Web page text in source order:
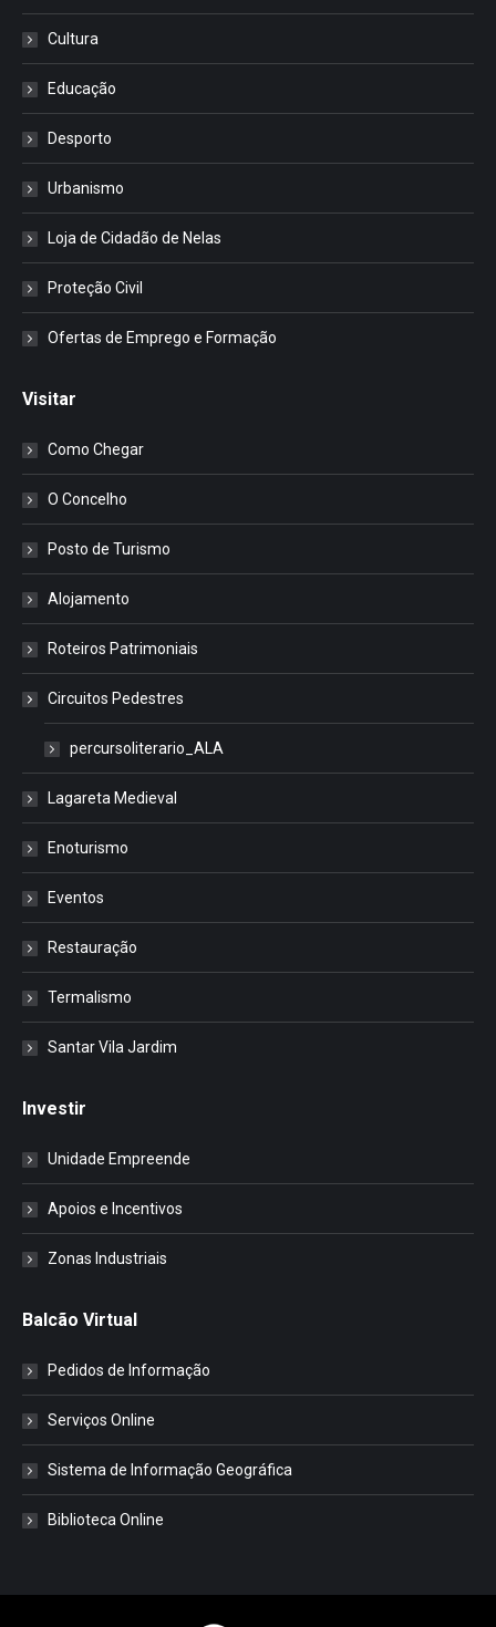
Cultura
Educação
Desporto
Urbanismo
Loja de Cidadão de Nelas
Proteção Civil
Ofertas de Emprego e Formação
Visitar
Como Chegar
O Concelho
Posto de Turismo
Alojamento
Roteiros Patrimoniais
Circuitos Pedestres
percursoliterario_ALA
Lagareta Medieval
Enoturismo
Eventos
Restauração
Termalismo
Santar Vila Jardim
Investir
Unidade Empreende
Apoios e Incentivos
Zonas Industriais
Balcão Virtual
Pedidos de Informação
Serviços Online
Sistema de Informação Geográfica
Biblioteca Online